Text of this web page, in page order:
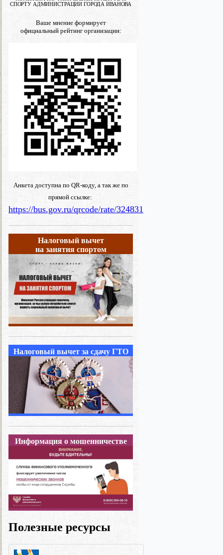
СПОРТУ АДМИНИСТРАЦИИ ГОРОДА ИВАНОВА
Ваше мнение формирует
официальный рейтинг организации:
Анкета доступна по QR-коду, а так же по
прямой ссылке:
https://bus.gov.ru/qrcode/rate/324831
Налоговый вычет
на занятия спортом
Налоговый вычет за сдачу ГТО
Информация о мошенничестве
Полезные ресурсы